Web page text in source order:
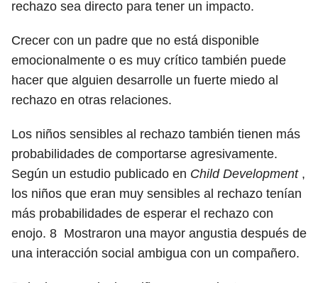
rechazo sea directo para tener un impacto.
Crecer con un padre que no está disponible
emocionalmente o es muy crítico también puede
hacer que alguien desarrolle un fuerte miedo al
rechazo en otras relaciones.
Los niños sensibles al rechazo también tienen más
probabilidades de comportarse agresivamente.
Según un estudio publicado en Child Development,
los niños que eran muy sensibles al rechazo tenían
más probabilidades de esperar el rechazo con
enojo. 8 Mostraron una mayor angustia después de
una interacción social ambigua con un compañero.